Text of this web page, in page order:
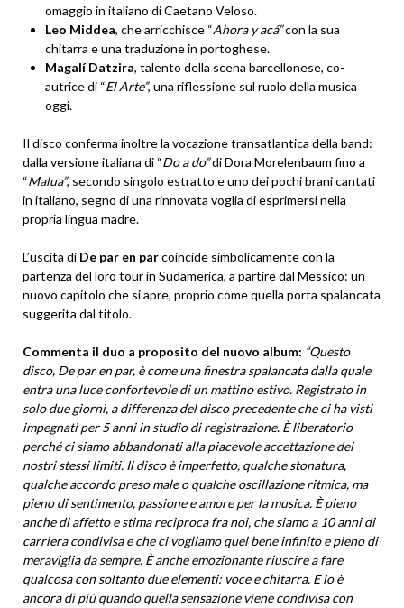
omaggio in italiano di Caetano Veloso.
Leo Middea, che arricchisce “Ahora y acá”con la sua
chitarra e una traduzione in portoghese.
Magalí Datzira, talento della scena barcellonese, co-
autrice di “El Arte”, una riflessione sul ruolo della musica
oggi.
Il disco conferma inoltre la vocazione transatlantica della band:
dalla versione italiana di “Do a do”di Dora Morelenbaum fino a
“Malua”, secondo singolo estratto e uno dei pochi brani cantati
in italiano, segno di una rinnovata voglia di esprimersi nella
propria lingua madre.
L’uscita di De par en parcoincide simbolicamente con la
partenza del loro tour in Sudamerica, a partire dal Messico: un
nuovo capitolo che si apre, proprio come quella porta spalancata
suggerita dal titolo.
Commenta il duo a proposito del nuovo album: “Questo
disco, De par en par, è come una finestra spalancata dalla quale
entra una luce confortevole di un mattino estivo. Registrato in
solo due giorni, a differenza del disco precedente che ci ha visti
impegnati per 5 anni in studio di registrazione. È liberatorio
perché ci siamo abbandonati alla piacevole accettazione dei
nostri stessi limiti. Il disco è imperfetto, qualche stonatura,
qualche accordo preso male o qualche oscillazione ritmica, ma
pieno di sentimento, passione e amore per la musica. È pieno
anche di affetto e stima reciproca fra noi, che siamo a 10 anni di
carriera condivisa e che ci vogliamo quel bene infinito e pieno di
meraviglia da sempre. È anche emozionante riuscire a fare
qualcosa con soltanto due elementi: voce e chitarra. E lo è
ancora di più quando quella sensazione viene condivisa con